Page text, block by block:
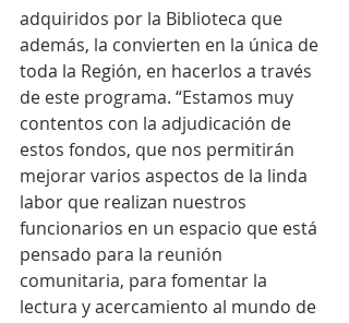
adquiridos por la Biblioteca que
además, la convierten en la única de
toda la Región, en hacerlos a través
de este programa. “Estamos muy
contentos con la adjudicación de
estos fondos, que nos permitirán
mejorar varios aspectos de la linda
labor que realizan nuestros
funcionarios en un espacio que está
pensado para la reunión
comunitaria, para fomentar la
lectura y acercamiento al mundo de